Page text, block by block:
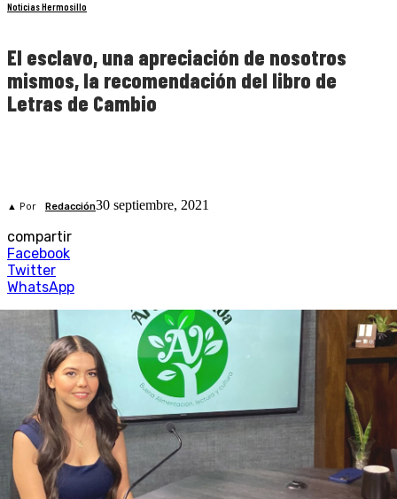
Noticias Hermosillo
El esclavo, una apreciación de nosotros
mismos, la recomendación del libro de
Letras de Cambio
▲ Por Redacción30 septiembre, 2021
compartir
Facebook
Twitter
WhatsApp